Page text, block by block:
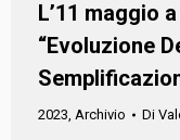
L’11 maggio
“Evoluzione
2023, Archivio Di